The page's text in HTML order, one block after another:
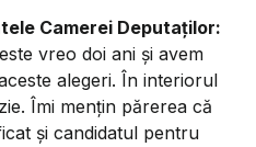
Camerei Deputaților:
vreo doi ani și avem
alegeri. În interiorul
Îmi mențin părerea că
și candidatul pentru